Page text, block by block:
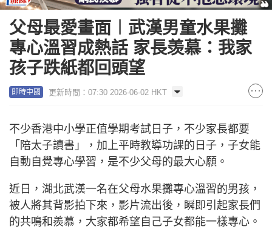
父母最愛畫面︱武漢男童水果攤
專心溫習成熱話 家長羡慕：我家
孩子跌紙都回頭望
即時中國 更新時間：07:30 2026-06-02 HKT
不少香港中小學正值學期考試日子，不少家長都要
「陪太子讀書」，加上平時教導功課的日子，子女能
自動自覺專心學習，是不少父母的最大心願。
近日，湖北武漢一名在父母水果攤專心溫習的男孩，
被人將其背影拍下來，影片流出後，瞬即引起家長們
的共鳴和羨慕，大家都希望自己子女都能一樣專心。